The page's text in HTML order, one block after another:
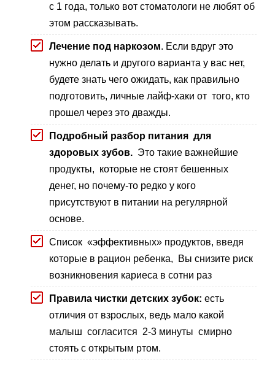
с 1 года, только вот стоматологи не любят об
этом рассказывать.
Лечение под наркозом. Если вдруг это
нужно делать и другого варианта у вас нет,
будете знать чего ожидать, как правильно
подготовить, личные лайф-хаки от того, кто
прошел через это дважды.
Подробный разбор питания для
здоровых зубов.Это такие важнейшие
продукты, которые не стоят бешенных
денег, но почему-то редко у кого
присутствуют в питании на регулярной
основе.
Список «эффективных» продуктов, введя
которые в рацион ребенка, Вы снизите риск
возникновения кариеса в сотни раз
Правила чистки детских зубок: есть
отличия от взрослых, ведь мало какой
малыш согласится 2-3 минуты смирно
стоять с открытым ртом.